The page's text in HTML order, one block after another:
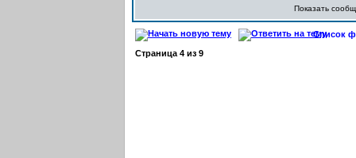
Показать
Список
Страница 4 из 9